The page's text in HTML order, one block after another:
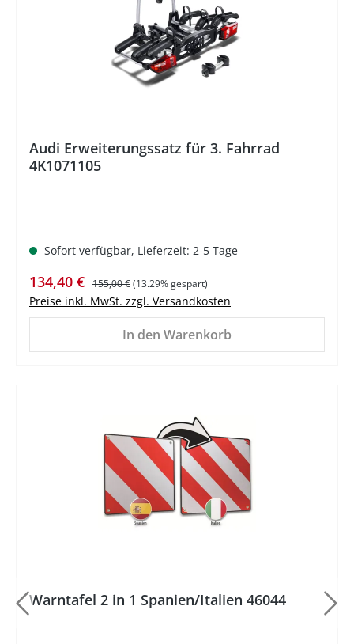
Audi Erweiterungssatz für 3. Fahrrad
4K1071105
Sofort verfügbar, Lieferzeit: 2-5 Tage
Verkaufspreis:
134,40 € Regulärer Preis:
155,00 €(13.29% gespart)
Preise inkl. MwSt. zzgl. Versandkosten
In den Warenkorb
Warntafel 2 in 1 Spanien/Italien 46044